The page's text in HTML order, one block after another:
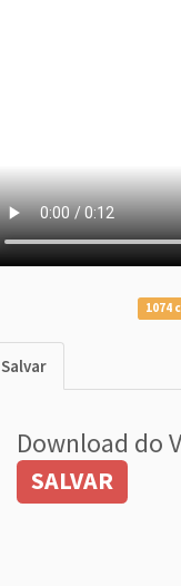
1074
Salvar
Download do
SALVAR